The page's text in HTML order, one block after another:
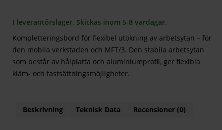
I leverantörslager. Skickas inom 5-8 vardagar.
Kompletteringsbord för flexibel utökning av arbetsytan – för
den mobila verkstaden och MFT/3. Den stabila arbetsytan
som består av hålplatta och aluminiumprofil, ger flexibla
kläm- och fastsättningsmöjligheter.
Beskrivning Teknisk Data Recensioner (0)